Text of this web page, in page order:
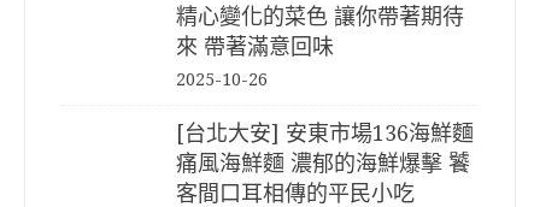
精心變化的菜色 讓你帶著期待
來 帶著滿意回味
2025-10-26
[台北大安] 安東市場136海鮮麵
痛風海鮮麵 濃郁的海鮮爆擊 饕
客間口耳相傳的平民小吃